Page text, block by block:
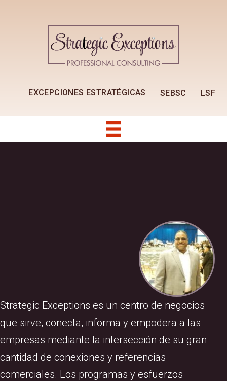
EXCEPCIONES ESTRATÉGICAS SEBSC LSF
Strategic Exceptions es un centro de negocios
que sirve, conecta, informa y empodera a las
empresas mediante la intersección de su gran
cantidad de conexiones y referencias
comerciales. Los programas y esfuerzos